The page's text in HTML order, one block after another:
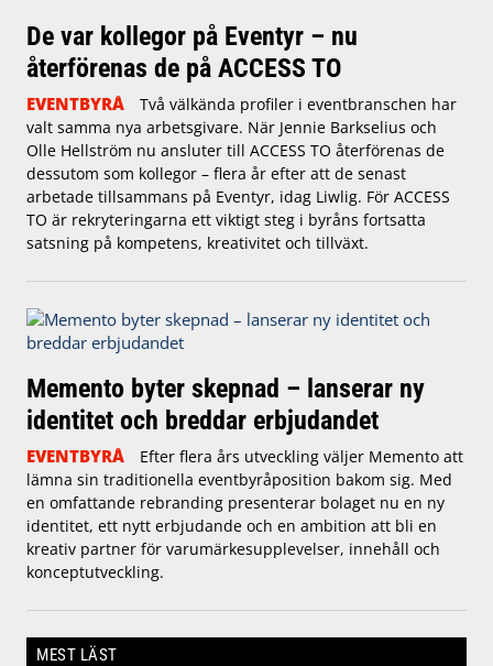
De var kollegor på Eventyr – nu
återförenas de på ACCESS TO
EVENTBYRÅ
Två välkända profiler i eventbranschen har
valt samma nya arbetsgivare. När Jennie Barkselius och
Olle Hellström nu ansluter till ACCESS TO återförenas de
dessutom som kollegor – flera år efter att de senast
arbetade tillsammans på Eventyr, idag Liwlig. För ACCESS
TO är rekryteringarna ett viktigt steg i byråns fortsatta
satsning på kompetens, kreativitet och tillväxt.
Memento byter skepnad – lanserar ny
identitet och breddar erbjudandet
EVENTBYRÅ
Efter flera års utveckling väljer Memento att
lämna sin traditionella eventbyråposition bakom sig. Med
en omfattande rebranding presenterar bolaget nu en ny
identitet, ett nytt erbjudande och en ambition att bli en
kreativ partner för varumärkesupplevelser, innehåll och
konceptutveckling.
MEST LÄST